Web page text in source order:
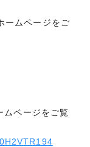
ームページをご
ムページをご覧